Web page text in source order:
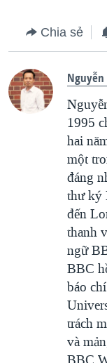
Chia sẻ
1995
hai
một
đáng
thư ký
đến
thanh
ngữ
BBC
báo
trách
và